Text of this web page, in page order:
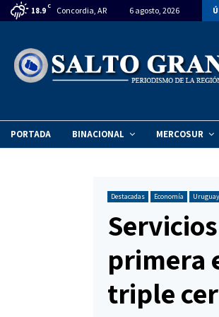
18.9 C Concordia, AR 6 agosto, 2026
Senador entrerriano bajo la lupa por legislar en
PORTADA BINACIONAL MERCOSUR
Destacadas Economía Uruguay
primera
triple